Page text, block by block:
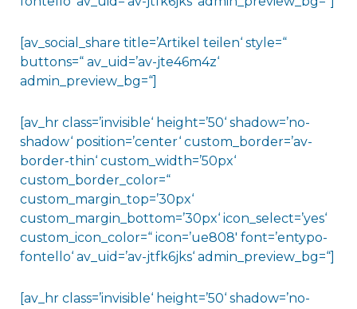
[av_social_share title=’Artikel teilen‘ style=“
buttons=“ av_uid=’av-jte46m4z‘
admin_preview_bg=“]
[av_hr class=’invisible‘ height=’50‘ shadow=’no-
shadow‘ position=’center‘ custom_border=’av-
border-thin‘ custom_width=’50px‘
custom_border_color=“
custom_margin_top=’30px‘
custom_margin_bottom=’30px‘ icon_select=’yes‘
custom_icon_color=“ icon=’ue808′ font=’entypo-
fontello‘ av_uid=’av-jtfk6jks‘ admin_preview_bg=“]
[av_hr class=’invisible‘ height=’50‘ shadow=’no-